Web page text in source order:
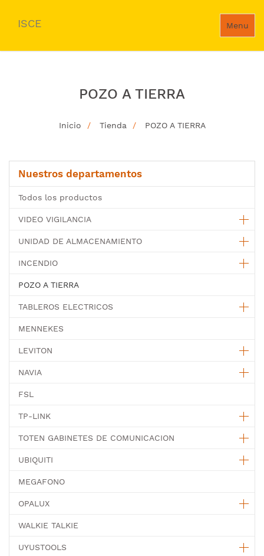
Menu
ISCE
POZO A TIERRA
Inicio Tienda POZO A TIERRA
Nuestros departamentos
Todos los productos
VIDEO VIGILANCIA
UNIDAD DE ALMACENAMIENTO
INCENDIO
POZO A TIERRA
TABLEROS ELECTRICOS
MENNEKES
LEVITON
NAVIA
FSL
TP-LINK
TOTEN GABINETES DE COMUNICACION
UBIQUITI
MEGAFONO
OPALUX
WALKIE TALKIE
UYUSTOOLS